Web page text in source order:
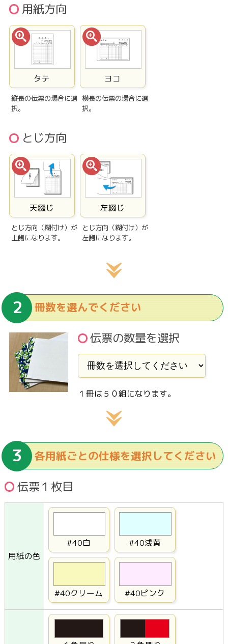
用紙方向
タテ
縦長の伝票の場合に選
択。
ヨコ
横長の伝票の場合に選
択。
とじ方向
天綴じ
とじ方向（糊付け）が
上側になります。
左綴じ
とじ方向（糊付け）が
左側になります。
冊数を選んでください
伝票の数量を選択
１冊は５０組になります。
各用紙ごとの仕様を選択してください
伝票１枚目
用紙の色
#40白 #40浅黄
#40クリーム #40ピンク